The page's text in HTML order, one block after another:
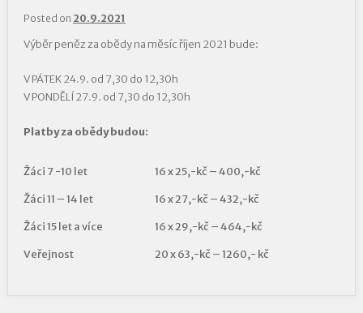
Posted on 20.9.2021
Výběr peněz za obědy na měsíc říjen 2021 bude:
V PÁTEK 24.9. od 7,30 do 12,30h
V PONDĚLÍ 27.9. od 7,30 do 12,30h
Platby za obědy budou:
Žáci 7 -10 let
16 x 25,-kč – 400,-kč
Žáci 11 – 14 let
16 x 27,-kč – 432,-kč
Žáci 15 let a více
16 x 29,-kč – 464,-kč
Veřejnost
20 x 63,-kč – 1260,- kč